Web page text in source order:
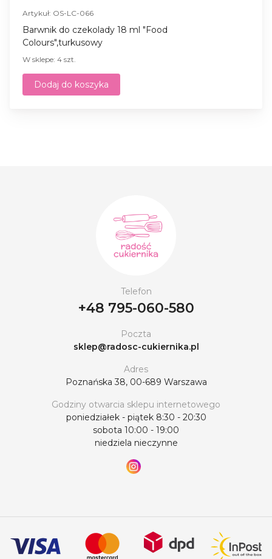
Artykuł: OS-LC-066
Barwnik do czekolady 18 ml "Food
Colours",turkusowy
W sklepe: 4 szt.
Dodaj do koszyka
Telefon
+48 795-060-580
Poczta
sklep@radosc-cukiernika.pl
Adres
Poznańska 38, 00-689 Warszawa
Godziny otwarcia sklepu internetowego
poniedziałek - piątek 8:30 - 20:30
sobota 10:00 - 19:00
niedziela nieczynne